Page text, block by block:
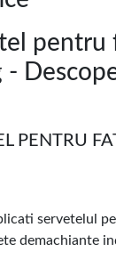
-
PENTRU
servetelul
demachiante